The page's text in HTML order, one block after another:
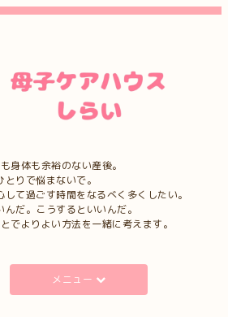
身体も余裕のない産後。
とりで悩まないで。
て過ごす時間をなるべく多くしたい。
んだ。こうするといいんだ。
でよりよい方法を一緒に考えます。
メニュー